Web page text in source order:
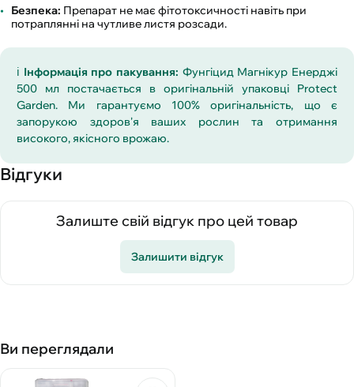
Безпека: Препарат не має фітотоксичності навіть при
потраплянні на чутливе листя розсади.
ℹ️ Інформація про пакування: Фунгіцид Магнікур Енерджі
500 мл постачається в оригінальній упаковці Protect
Garden. Ми гарантуємо 100% оригінальність, що є
запорукою здоров'я ваших рослин та отримання
високого, якісного врожаю.
Відгуки
Залиште свій відгук про цей товар
Залишити відгук
Ви переглядали